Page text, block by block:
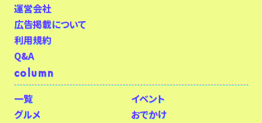
運営会社
広告掲載について
利用規約
Q&A
column
一覧
イベント
グルメ
おでかけ